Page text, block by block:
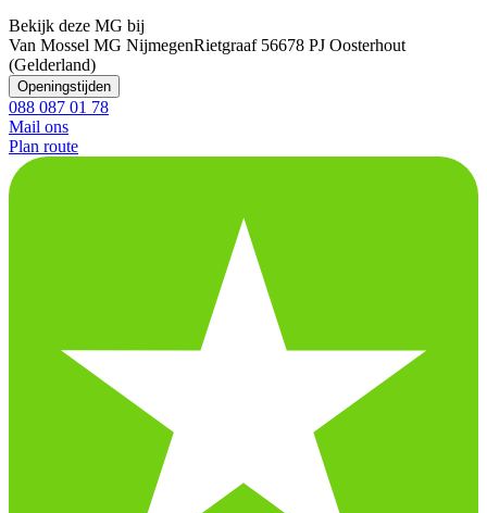
Bekijk deze MG bij
Van Mossel MG NijmegenRietgraaf 56678 PJ Oosterhout
(Gelderland)
Openingstijden
088 087 01 78
Mail ons
Plan route